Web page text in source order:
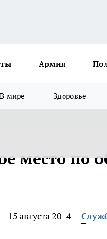
Армия
В мире Здоровье
место по
15 августа 2014